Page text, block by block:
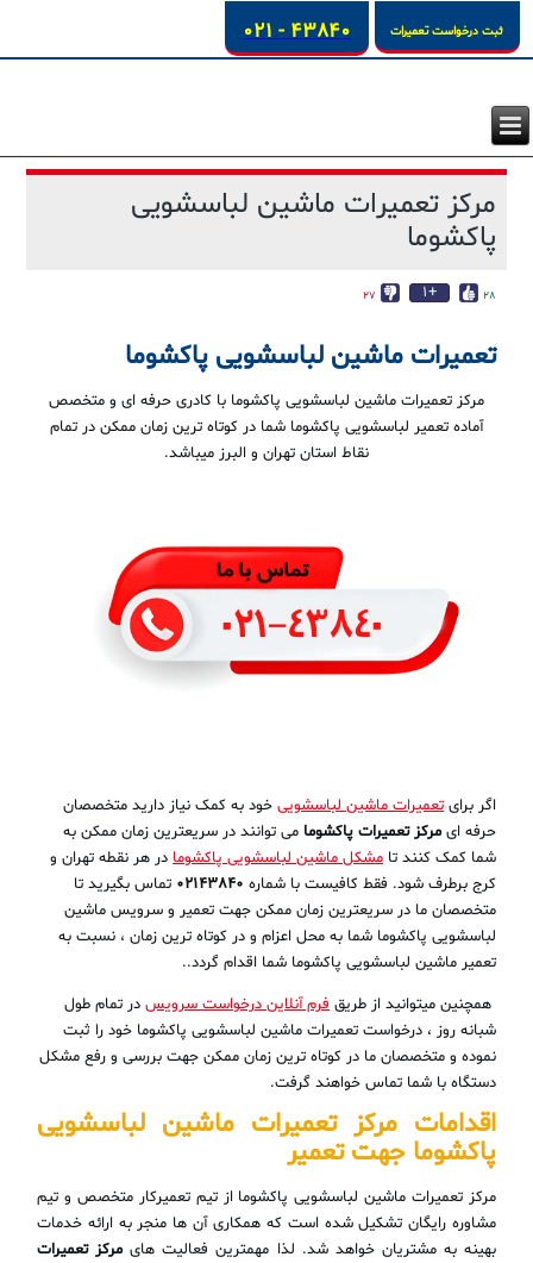
ثبت درخواست تعمیرات 43840 - 021
مرکز تعمیرات ماشین لباسشویی
پاکشوما
28
+1
27
تعمیرات ماشین لباسشویی پاکشوما
مرکز تعمیرات ماشین لباسشویی پاکشوما با کادری حرفه ای و متخصص
آماده تعمیر لباسشویی پاکشوما شما در کوتاه ترین زمان ممکن در تمام
نقاط استان تهران و البرز میباشد.
اگر برای تعمیرات ماشین لباسشوییخود به کمک نیاز دارید متخصصان
حرفه ایمرکز تعمیراتپاکشوما می توانند در سریعترین زمان ممکن به
شما کمک کنند تا مشکل ماشین لباسشویی پاکشومادر هر نقطه تهران و
کرج برطرف شود. فقط کافیست با شماره 02143840 تماس بگیرید تا
متخصصان ما در سریعترین زمان ممکن جهت تعمیر و سرویس ماشین
لباسشویی پاکشوما شما به محل اعزام و در کوتاه ترین زمان ، نسبت به
تعمیر ماشین لباسشویی پاکشوما شما اقدام گردد..
همچنین میتوانید از طریق فرم آنلاین درخواست سرویسدر تمام طول
شبانه روز ، درخواست تعمیرات ماشین لباسشویی پاکشوما خود را ثبت
نموده و متخصصان ما در کوتاه ترین زمان ممکن جهت بررسی و رفع مشکل
دستگاه با شما تماس خواهند گرفت.
اقدامات مرکز تعمیرات ماشین لباسشویی
پاکشوما جهت تعمیر
مرکز تعمیرات ماشین لباسشویی پاکشوما از تیم تعمیرکار متخصص و تیم
مشاوره رایگان تشکیل شده است که همکاری آن ها منجر به ارائه خدمات
بهینه به مشتریان خواهد شد. لذا مهمترین فعالیت هایمرکز تعمیرات